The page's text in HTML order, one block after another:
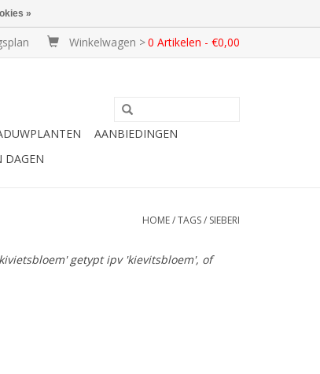
Winkelwagen >0 Artikelen - €0,00
AANBIEDINGEN
DAGEN
HOME/TAGS/ SIEBERI
getypt ipv 'kievitsbloem', of
»